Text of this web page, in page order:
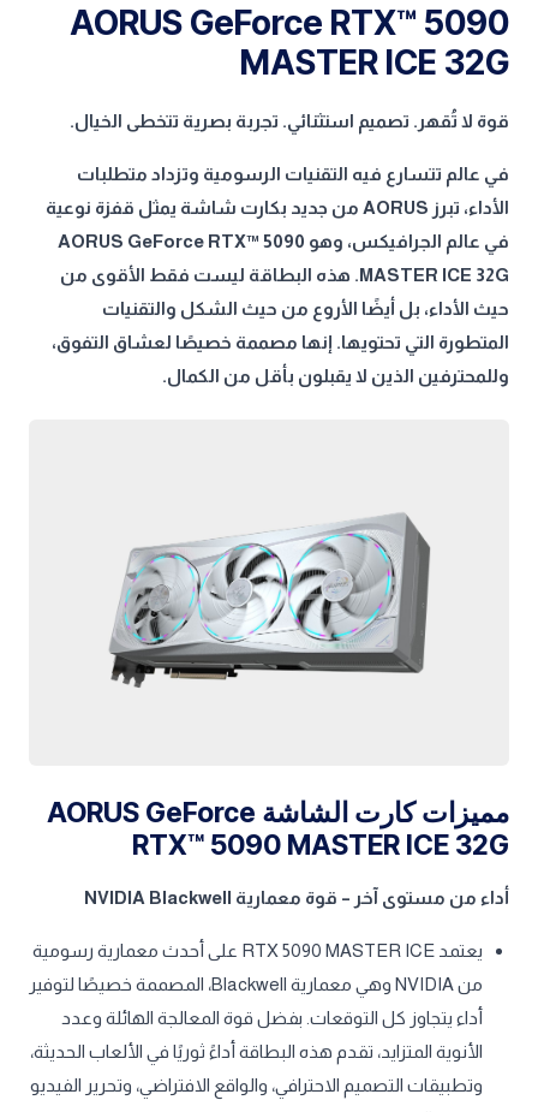
AORUS GeForce RTX™ 5090
MASTER ICE 32G
قوة لا تُقهر. تصميم استثنائي. تجربة بصرية تتخطى الخيال.
في عالم تتسارع فيه التقنيات الرسومية وتزداد متطلبات
الأداء، تبرز AORUS من جديد بكارت شاشة يمثل قفزة نوعية
في عالم الجرافيكس، وهو AORUS GeForce RTX™ 5090
MASTER ICE 32G. هذه البطاقة ليست فقط الأقوى من
حيث الأداء، بل أيضًا الأروع من حيث الشكل والتقنيات
المتطورة التي تحتويها. إنها مصممة خصيصًا لعشاق التفوق،
وللمحترفين الذين لا يقبلون بأقل من الكمال.
مميزات كارت الشاشة AORUS GeForce
RTX™ 5090 MASTER ICE 32G
أداء من مستوى آخر – قوة معمارية NVIDIA Blackwell
يعتمد RTX 5090 MASTER ICE على أحدث معمارية رسومية
من NVIDIA وهي معمارية Blackwell، المصممة خصيصًا لتوفير
أداء يتجاوز كل التوقعات. بفضل قوة المعالجة الهائلة وعدد
الأنوية المتزايد، تقدم هذه البطاقة أداءً ثوريًا في الألعاب الحديثة،
وتطبيقات التصميم الاحترافي، والواقع الافتراضي، وتحرير الفيديو